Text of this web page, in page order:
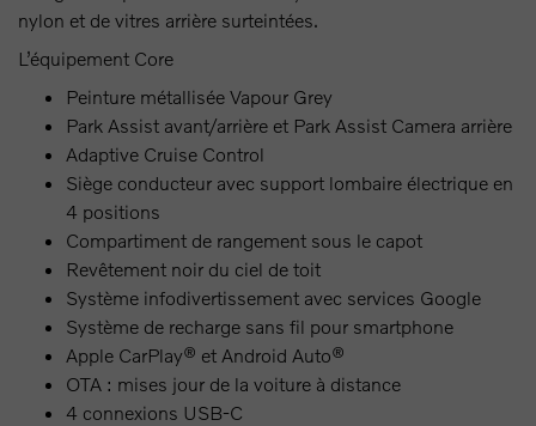
nylon et de vitres arrière surteintées.
L’équipement Core
Peinture métallisée Vapour Grey
Park Assist avant/arrière et Park Assist Camera arrière
Adaptive Cruise Control
Siège conducteur avec support lombaire électrique en
4 positions
Compartiment de rangement sous le capot
Revêtement noir du ciel de toit
Système infodivertissement avec services Google
Système de recharge sans fil pour smartphone
Apple CarPlay® et Android Auto®
OTA : mises jour de la voiture à distance
4 connexions USB-C